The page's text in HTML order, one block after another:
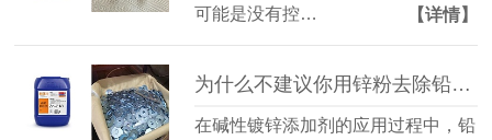
可能是没有控…
【详情】
为什么不建议你用锌粉去除铅杂质（碱性镀锌添加剂）
在碱性镀锌添加剂的应用过程中，铅